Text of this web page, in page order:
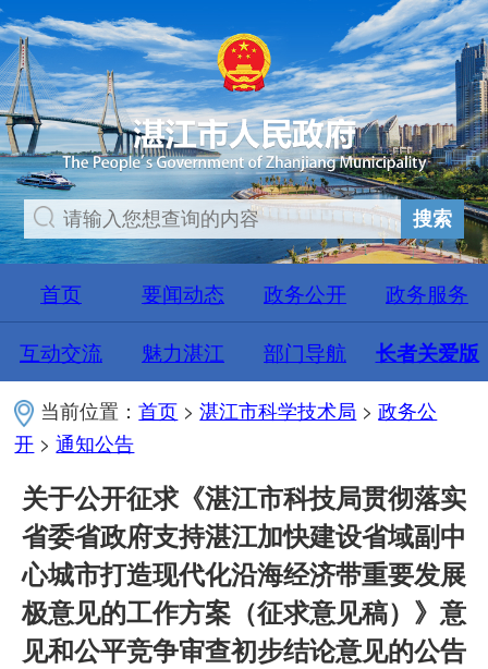
搜索
首页 要闻动态 政务公开
政务服务
互动交流
魅力湛江 部门导航 长者关爱版
当前位置：首页 >湛江市科学技术局 >政务公
开 >通知公告
关于公开征求《湛江市科技局贯彻落实
省委省政府支持湛江加快建设省域副中
心城市打造现代化沿海经济带重要发展
极意见的工作方案（征求意见稿）》意
见和公平竞争审查初步结论意见的公告